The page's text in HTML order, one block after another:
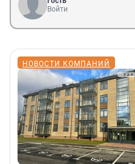
Войти
НОВОСТИ КОМПАНИЙ